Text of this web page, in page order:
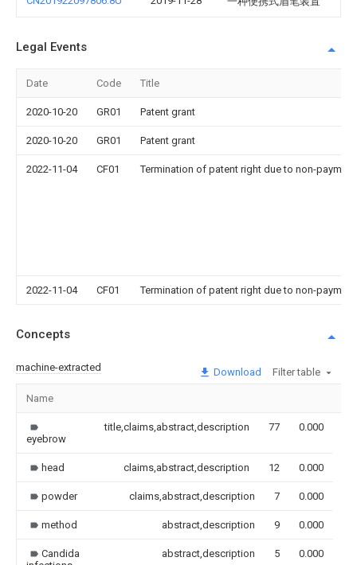
Legal Events
Date Code Title
2020-10-20 GR01 Patent grant
2020-10-20 GR01 Patent grant
2022-11-04 CF01 Termination of patent right due to non-
2022-11-04 CF01 Termination of patent right due to non-
Concepts
machine-extracted Download Filter table
Name
eyebrow
title,claims,abstract,description 77 0.000
head claims,abstract,description 12 0.000
powder claims,abstract,description 7 0.000
method abstract,description 9 0.000
Candida
abstract,description 5 0.000